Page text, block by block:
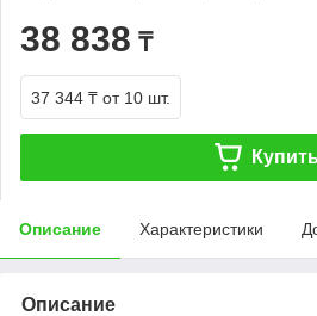
38 838 ₸
37 344 ₸ от 10 шт.
Описание Характеристики
Описание